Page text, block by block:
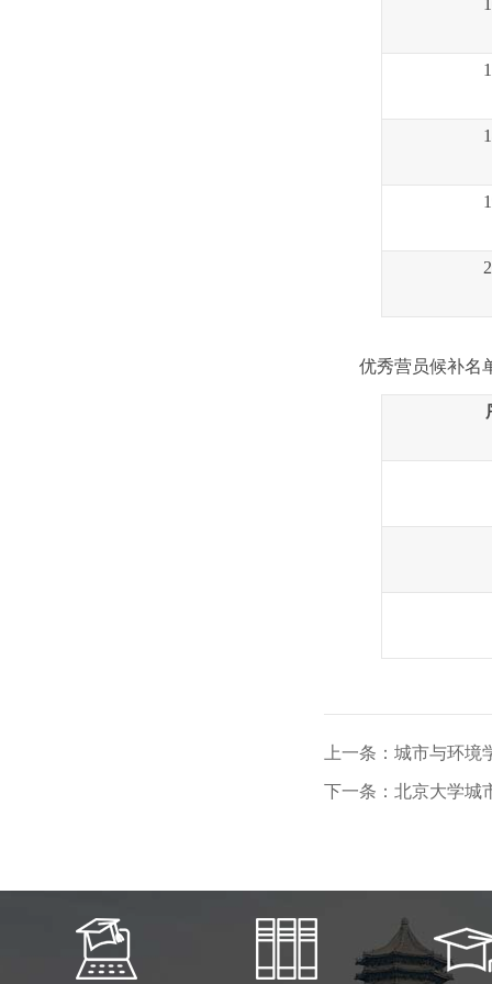
1
1
1
优秀营员候补名
上一条：城市与环
下一条：北京大学城